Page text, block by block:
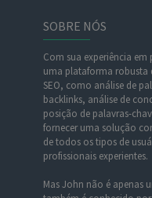
SOBRE NÓS
Com sua experiência
uma plataforma robusta
SEO, como análise de
backlinks, análise de
posição de palavras-
fornecer uma solução
de todos os tipos de
profissionais experientes.
Mas John não é apenas